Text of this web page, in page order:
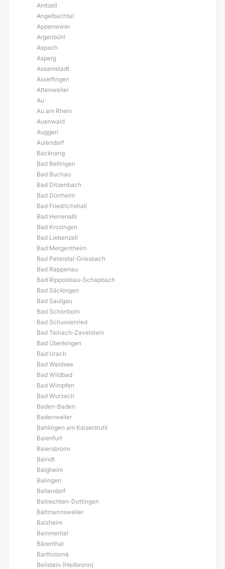
Amtzell
Angelbachtal
Appenweier
Argenbühl
Aspach
Asperg
Assamstadt
Asselfingen
Attenweiler
Au
Au am Rhein
Auenwald
Auggen
Aulendorf
Backnang
Bad Bellingen
Bad Buchau
Bad Ditzenbach
Bad Dürrheim
Bad Friedrichshall
Bad Herrenalb
Bad Krozingen
Bad Liebenzell
Bad Mergentheim
Bad Peterstal-Griesbach
Bad Rappenau
Bad Rippoldsau-Schapbach
Bad Säckingen
Bad Saulgau
Bad Schönborn
Bad Schussenried
Bad Teinach-Zavelstein
Bad Überkingen
Bad Urach
Bad Waldsee
Bad Wildbad
Bad Wimpfen
Bad Wurzach
Baden-Baden
Badenweiler
Bahlingen am Kaiserstuhl
Baienfurt
Baiersbronn
Baindt
Balgheim
Balingen
Ballendorf
Ballrechten-Dottingen
Baltmannsweiler
Balzheim
Bammental
Bärenthal
Bartholomä
Beilstein (Heilbronn)